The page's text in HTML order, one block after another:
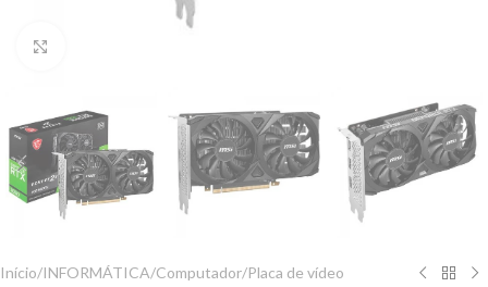
Início/INFORMÁTICA/Computador/Placa de vídeo